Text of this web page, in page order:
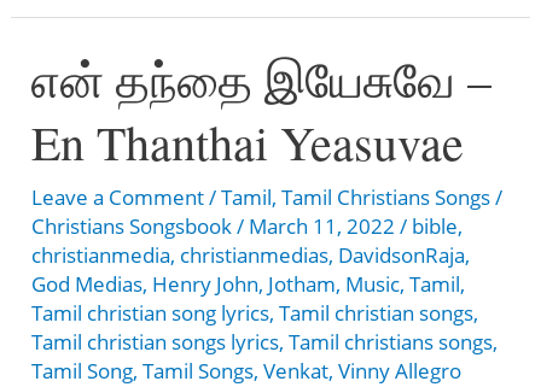
–
ENDHA
SUZHNILAYILUM
என் தந்தை இயேசுவே –
En Thanthai Yeasuvae
Leave a Comment/Tamil,Tamil Christians Songs/
Christians Songsbook/ March 11, 2022/ bible,
christianmedia, christianmedias, DavidsonRaja,
God Medias, Henry John, Jotham, Music,Tamil,
Tamil christian song lyrics,Tamil christian songs,
Tamil christian songs lyrics,Tamil christians songs,
Tamil Song,Tamil Songs,Venkat,Vinny Allegro